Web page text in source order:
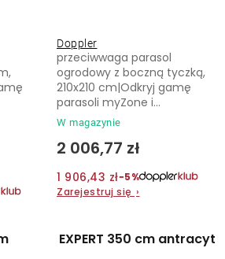
Doppler
W magazynie
2 006,77 zł
1 906,43 zł−5%
Zarejestruj się ›
przeciwwaga parasol
ogrodowy z boczną tyczką,
210x210 cm|Odkryj gamę
parasoli myZone i...
EXPERT 350 cm antracyt